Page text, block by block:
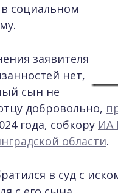
социальном
заявителя
нет,
сын не
добровольно,
года, собкору ИА
области.
в суд с